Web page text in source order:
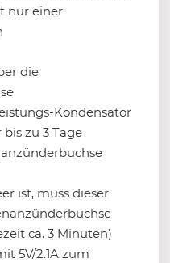
nur einer
die
Kondensator
zu 3 Tage
ist, muss dieser
ca. 3 Minuten)
5V/2.1A zum